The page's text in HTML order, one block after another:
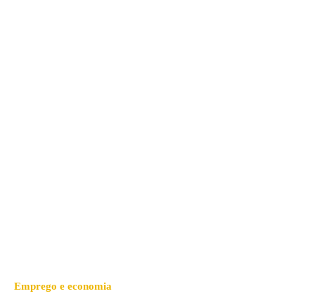
Emprego e economia